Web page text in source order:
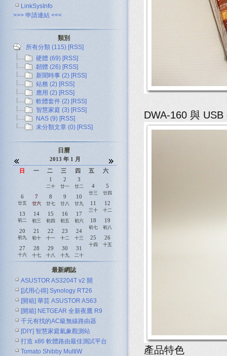
DWA-160 與
產品特色
LinkSysInfo
>>> 申請連結 <<<
類別
所有分類 (115) [RSS]
硬體 (69) [RSS]
韌體 (26) [RSS]
新聞時事 (2) [RSS]
站務 (2) [RSS]
應用 (2) [RSS]
軟體套件 (2) [RSS]
智慧家庭 (3) [RSS]
NAS (9) [RSS]
未分類文章 (0) [RSS]
日曆
2013 年 1 月
日
一 二 三 四 五
六
1
二十
2
廿一
3
廿二 4
廿三
5
廿四
6
廿五
7
廿六
8
廿七
9
廿八
10
廿九 11
三十
12
十二
13
初二
14
初三
15
初四
16
初五
17
初六 18
初七
19
初八
20
初九
21
初十
22
十一
23
十二
24
十三 25
十四
26
十五
27
十六
28
十七
29
十八
30
十九
31
二十
最新網誌
ASUSTOR AS3204T v2 開
[試用心得] Synology RT26
[開箱] 華芸 ASUSTOR AS63
[開箱] NETGEAR 全新夜鷹 R9
千元有找的AC級無線路由器
ASUS R
[DIY] 智慧家庭氣象觀測站
打造 x86 軟體路由最佳測試平台
Tomato Shibby MultiW